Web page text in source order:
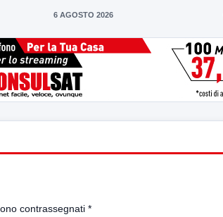
6 AGOSTO 2026
contrassegnati *